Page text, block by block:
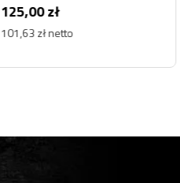
125,00 zł
101,63 zł netto